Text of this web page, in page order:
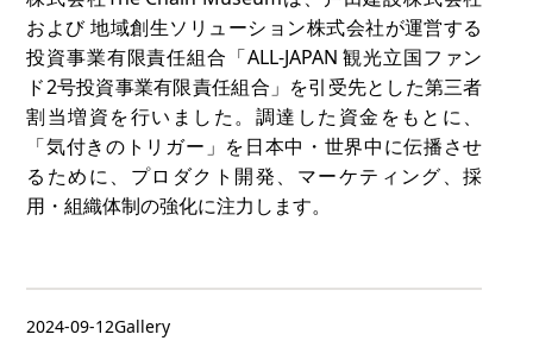
および 地域創生ソリューション株式会社が運営する
投資事業有限責任組合「​​ALL-JAPAN 観光立国ファン
ド2号投資事業有限責任組合」を引受先とした第三者
割当増資を行いました。調達した資金をもとに、
「気付きのトリガー」を日本中・世界中に伝播させ
るために、プロダクト開発、マーケティング、採
用・組織体制の強化に注力します。
2024-09-12Gallery